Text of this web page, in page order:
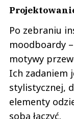
Po zebraniu
moodboardy
motywy
Ich zadaniem
stylistycznej,
elementy
sobą łączyć.